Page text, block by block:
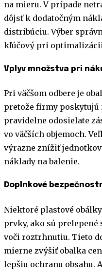
na mieru. V prípade
dôjsť k dodatočným
distribúciu. Výber
kľúčový pri
Vplyv množstva pri
Pri väčšom odbere je
pretože firmy poskytujú
pravidelne odosielate
vo väčších objemoch.
výrazne znížiť
náklady na balenie.
Doplnkové
Niektoré plastové
prvky, ako sú prelepené
voči roztrhnutiu. Tieto
mierne zvýšiť obalka
lepšiu ochranu obsahu.